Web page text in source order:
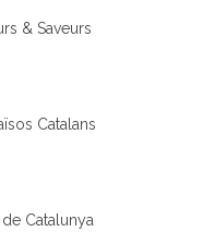
& Saveurs
Catalans
Catalunya